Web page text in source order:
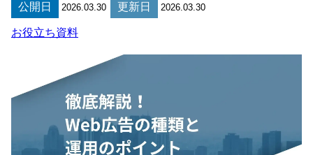
公開日 2026.03.30 更新日 2026.03.30
お役立ち資料